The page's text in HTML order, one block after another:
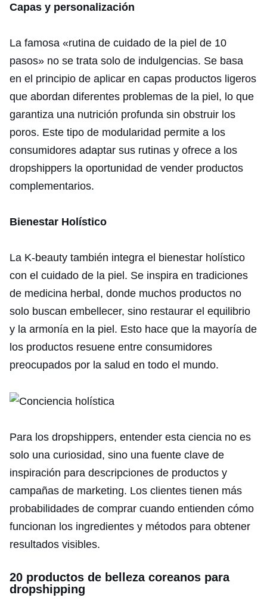
Capas y personalización
La famosa «rutina de cuidado de la piel de 10
pasos» no se trata solo de indulgencias. Se basa
en el principio de aplicar en capas productos ligeros
que abordan diferentes problemas de la piel, lo que
garantiza una nutrición profunda sin obstruir los
poros. Este tipo de modularidad permite a los
consumidores adaptar sus rutinas y ofrece a los
dropshippers la oportunidad de vender productos
complementarios.
Bienestar Holístico
La K-beauty también integra el bienestar holístico
con el cuidado de la piel. Se inspira en tradiciones
de medicina herbal, donde muchos productos no
solo buscan embellecer, sino restaurar el equilibrio
y la armonía en la piel. Esto hace que la mayoría de
los productos resuene entre consumidores
preocupados por la salud en todo el mundo.
Para los dropshippers, entender esta ciencia no es
solo una curiosidad, sino una fuente clave de
inspiración para descripciones de productos y
campañas de marketing. Los clientes tienen más
probabilidades de comprar cuando entienden cómo
funcionan los ingredientes y métodos para obtener
resultados visibles.
20 productos de belleza coreanos para
dropshipping